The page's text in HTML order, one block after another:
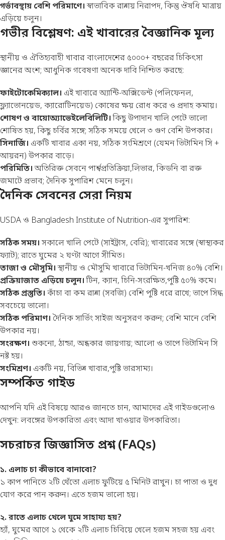
গর্ভাবস্থায় বেশি পরিমাণে।স্বাভাবিক রান্নায় নিরাপদ, কিন্তু ঔষধি মাত্রায়
এড়িয়ে চলুন।
গভীর বিশ্লেষণ: এই খাবারের বৈজ্ঞানিক মূল্য
স্থানীয় ও ঐতিহ্যবাহী খাবার বাংলাদেশের ৫০০০+ বছরের চিকিৎসা
জ্ঞানের অংশ; আধুনিক গবেষণা অনেক দাবি নিশ্চিত করছে:
ফাইটোকেমিক্যাল। এই খাবারে অ্যান্টি-অক্সিডেন্ট (পলিফেনল,
ফ্ল্যাভোনয়েড, ক্যারোটিনয়েড) কোষের ক্ষয় রোধ করে ও প্রদাহ কমায়।
শোষণ ও বায়োঅ্যাভেইলেবিলিটি।কিছু উপাদান খালি পেটে ভালো
শোষিত হয়, কিছু চর্বির সঙ্গে; সঠিক সময়ে খেলে ৩ গুণ বেশি উপকার।
সিনার্জি। একটি খাবার একা নয়, সঠিক সংমিশ্রণে (যেমন ভিটামিন সি +
আয়রন) উপকার বাড়ে।
পরিমিতি।অতিরিক্ত সেবনে পার্শ্বপ্রতিক্রিয়া,লিভার, কিডনি বা রক্ত
জমাটে প্রভাব; দৈনিক সুপারিশ মেনে চলুন।
দৈনিক সেবনের সেরা নিয়ম
USDA ও Bangladesh Institute of Nutrition-এর সুপারিশ:
সঠিক সময়। সকালে খালি পেটে (সাইট্রাস, বেরি); খাবারের সঙ্গে (স্বাস্থ্যকর
ফ্যাট); রাতে ঘুমের ২ ঘণ্টা আগে সীমিত।
তাজা ও মৌসুমি।স্থানীয় ও মৌসুমি খাবারে ভিটামিন-খনিজ ৪০% বেশি।
প্রক্রিয়াজাত এড়িয়ে চলুন।টিন, ক্যান, চিনি-সংরক্ষিত,পুষ্টি ৫০% কমে।
সঠিক প্রস্তুতি। কাঁচা বা কম রান্না (সবজি) বেশি পুষ্টি ধরে রাখে; ভাপে সিদ্ধ
সবচেয়ে ভালো।
সঠিক পরিমাণ। দৈনিক সার্ভিং সাইজ অনুসরণ করুন; বেশি মানে বেশি
উপকার নয়।
সংরক্ষণ। শুকনো, ঠান্ডা, অন্ধকার জায়গায়; আলো ও তাপে ভিটামিন সি
নষ্ট হয়।
সংমিশ্রণ। একটি নয়, বিভিন্ন খাবার,পুষ্টি ভারসাম্য।
সম্পর্কিত গাইড
আপনি যদি এই বিষয়ে আরও জানতে চান, আমাদের এই গাইডগুলোও
দেখুন: লবঙ্গের উপকারিতা এবংআদা খাওয়ার উপকারিতা।
সচরাচর জিজ্ঞাসিত প্রশ্ন (FAQs)
১. এলাচ চা কীভাবে বানাবো?
১ কাপ পানিতে ২টি থেঁতো এলাচ ফুটিয়ে ৫ মিনিট রাখুন। চা পাতা ও দুধ
যোগ করে পান করুন। এতে হজম ভালো হয়।
২. রাতে এলাচ খেলে ঘুমে সাহায্য হয়?
হ্যাঁ, ঘুমের আগে ১ থেকে ২টি এলাচ চিবিয়ে খেলে হজম সহজ হয় এবং